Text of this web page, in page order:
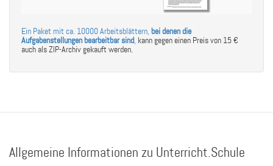
Ein Paket mit ca. 10000 Arbeitsblättern, bei denen die
Aufgabenstellungen bearbeitbar sind, kann gegen einen Preis von 15 €
auch als ZIP-Archiv gekauft werden.
Allgemeine Informationen zu Unterricht.Schule